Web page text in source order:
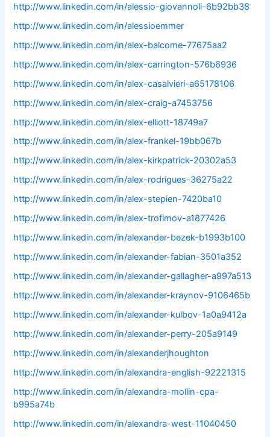
http://www.linkedin.com/in/alessio-giovannoli-6b92bb38
http://www.linkedin.com/in/alessioemmer
http://www.linkedin.com/in/alex-balcome-77675aa2
http://www.linkedin.com/in/alex-carrington-576b6936
http://www.linkedin.com/in/alex-casalvieri-a65178106
http://www.linkedin.com/in/alex-craig-a7453756
http://www.linkedin.com/in/alex-elliott-18749a7
http://www.linkedin.com/in/alex-frankel-19bb067b
http://www.linkedin.com/in/alex-kirkpatrick-20302a53
http://www.linkedin.com/in/alex-rodrigues-36275a22
http://www.linkedin.com/in/alex-stepien-7420ba10
http://www.linkedin.com/in/alex-trofimov-a1877426
http://www.linkedin.com/in/alexander-bezek-b1993b100
http://www.linkedin.com/in/alexander-fabian-3501a352
http://www.linkedin.com/in/alexander-gallagher-a997a513
http://www.linkedin.com/in/alexander-kraynov-9106465b
http://www.linkedin.com/in/alexander-kulbov-1a0a9412a
http://www.linkedin.com/in/alexander-perry-205a9149
http://www.linkedin.com/in/alexanderjhoughton
http://www.linkedin.com/in/alexandra-english-92221315
http://www.linkedin.com/in/alexandra-mollin-cpa-
b995a74b
http://www.linkedin.com/in/alexandra-west-11040450